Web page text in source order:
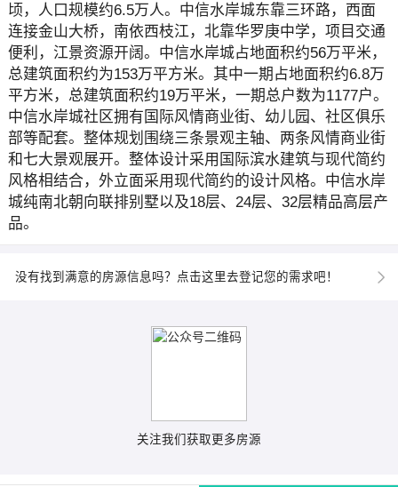
顷，人口规模约6.5万人。中信水岸城东靠三环路，西面
连接金山大桥，南依西枝江，北靠华罗庚中学，项目交通
便利，江景资源开阔。中信水岸城占地面积约56万平米，
总建筑面积约为153万平方米。其中一期占地面积约6.8万
平方米，总建筑面积约19万平米，一期总户数为1177户。
中信水岸城社区拥有国际风情商业街、幼儿园、社区俱乐
部等配套。整体规划围绕三条景观主轴、两条风情商业街
和七大景观展开。整体设计采用国际滨水建筑与现代简约
风格相结合，外立面采用现代简约的设计风格。中信水岸
城纯南北朝向联排别墅以及18层、24层、32层精品高层产
品。
没有找到满意的房源信息吗？点击这里去登记您的需求吧！
关注我们获取更多房源